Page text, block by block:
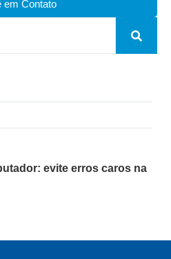
evite erros caros na
em Contato